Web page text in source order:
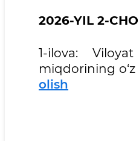
2026-YIL 2-
1-ilova:
miqdorining
olish